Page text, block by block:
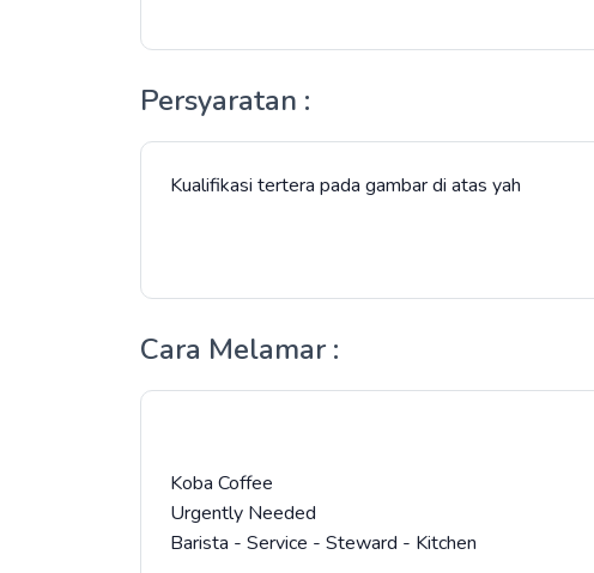
Persyaratan :
Kualifikasi tertera pada gambar di atas yah
Cara Melamar :
Koba Coffee
Urgently Needed
Barista - Service - Steward - Kitchen